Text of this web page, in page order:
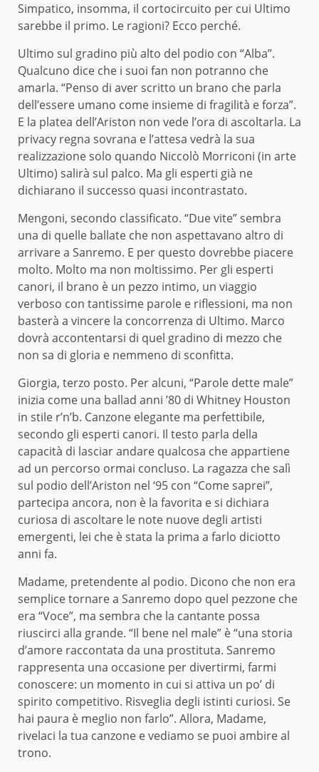
Simpatico, insomma, il cortocircuito per cui Ultimo
sarebbe il primo. Le ragioni? Ecco perché.
Ultimo sul gradino più alto del podio con “Alba”.
Qualcuno dice che i suoi fan non potranno che
amarla. “Penso di aver scritto un brano che parla
dell’essere umano come insieme di fragilità e forza”.
E la platea dell’Ariston non vede l’ora di ascoltarla. La
privacy regna sovrana e l’attesa vedrà la sua
realizzazione solo quando Niccolò Morriconi (in arte
Ultimo) salirà sul palco. Ma gli esperti già ne
dichiarano il successo quasi incontrastato.
Mengoni, secondo classificato. “Due vite” sembra
una di quelle ballate che non aspettavano altro di
arrivare a Sanremo. E per questo dovrebbe piacere
molto. Molto ma non moltissimo. Per gli esperti
canori, il brano è un pezzo intimo, un viaggio
verboso con tantissime parole e riflessioni, ma non
basterà a vincere la concorrenza di Ultimo. Marco
dovrà accontentarsi di quel gradino di mezzo che
non sa di gloria e nemmeno di sconfitta.
Giorgia, terzo posto. Per alcuni, “Parole dette male”
inizia come una ballad anni ’80 di Whitney Houston
in stile r’n’b. Canzone elegante ma perfettibile,
secondo gli esperti canori. Il testo parla della
capacità di lasciar andare qualcosa che appartiene
ad un percorso ormai concluso. La ragazza che salì
sul podio dell’Ariston nel ‘95 con “Come saprei”,
partecipa ancora, non è la favorita e si dichiara
curiosa di ascoltare le note nuove degli artisti
emergenti, lei che è stata la prima a farlo diciotto
anni fa.
Madame, pretendente al podio. Dicono che non era
semplice tornare a Sanremo dopo quel pezzone che
era “Voce”, ma sembra che la cantante possa
riuscirci alla grande. “Il bene nel male” è “una storia
d’amore raccontata da una prostituta. Sanremo
rappresenta una occasione per divertirmi, farmi
conoscere: un momento in cui si attiva un po’ di
spirito competitivo. Risveglia degli istinti curiosi. Se
hai paura è meglio non farlo”. Allora, Madame,
rivelaci la tua canzone e vediamo se puoi ambire al
trono.